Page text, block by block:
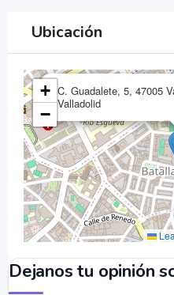
Ubicación
C. Guadalete, 5, 47005
Valladolid
+
−
Dejanos tu opinión